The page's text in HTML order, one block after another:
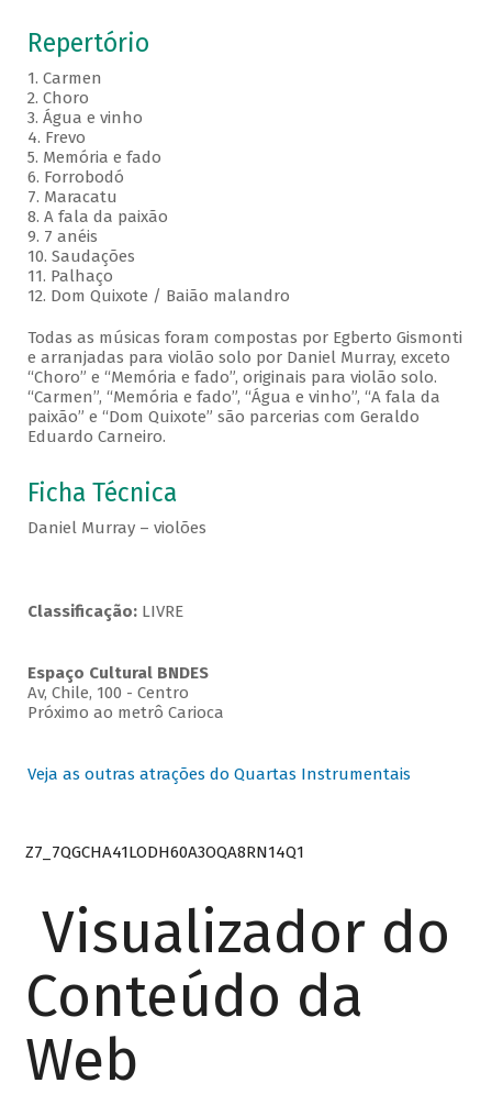
Repertório
1. Carmen
2. Choro
3. Água e vinho
4. Frevo
5. Memória e fado
6. Forrobodó
7. Maracatu
8. A fala da paixão
9. 7 anéis
10. Saudações
11. Palhaço
12. Dom Quixote / Baião malandro
Todas as músicas foram compostas por Egberto Gismonti
e arranjadas para violão solo por Daniel Murray, exceto
“Choro” e “Memória e fado”, originais para violão solo.
“Carmen”, “Memória e fado”, “Água e vinho”, “A fala da
paixão” e “Dom Quixote” são parcerias com Geraldo
Eduardo Carneiro.
Ficha Técnica
Daniel Murray – violões
Classificação: LIVRE
Espaço Cultural BNDES
Av, Chile, 100 - Centro
Próximo ao metrô Carioca
Veja as outras atrações do Quartas Instrumentais
Z7_7QGCHA41LODH60A3OQA8RN14Q1
Visualizador do
Conteúdo da
Web